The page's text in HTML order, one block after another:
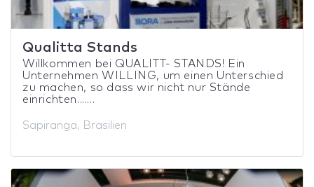
Qualitta Stands
Willkommen bei QUALITT- STANDS! Ein
Unternehmen WILLING, um einen Unterschied
zu machen, so dass wir nicht nur Stände
einrichten.......
Sapiranga, Brasilien